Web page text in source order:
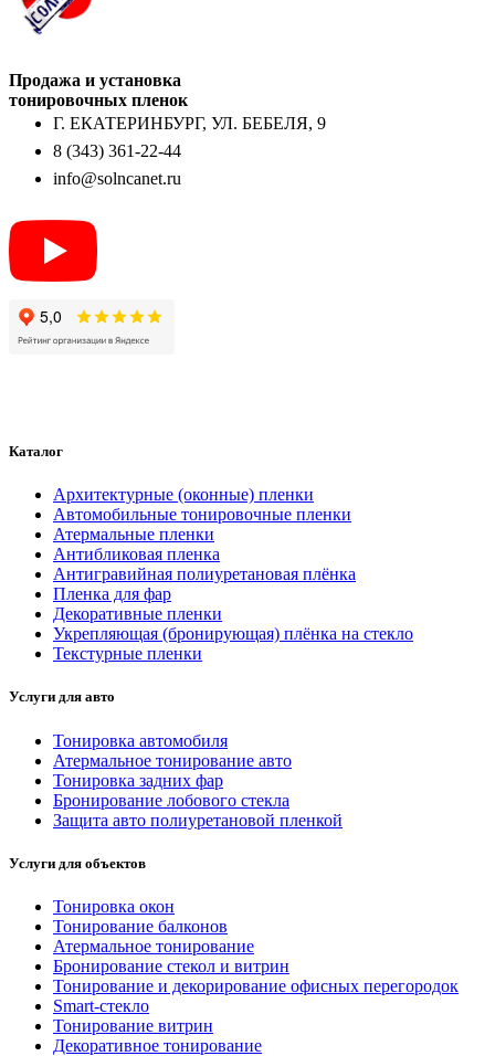
Продажа и установка
тонировочных пленок
Г. ЕКАТЕРИНБУРГ, УЛ. БЕБЕЛЯ, 9
8 (343) 361-22-44
info@solncanet.ru
Каталог
Архитектурные (оконные) пленки
Автомобильные тонировочные пленки
Атермальные пленки
Антибликовая пленка
Антигравийная полиуретановая плёнка
Пленка для фар
Декоративные пленки
Укрепляющая (бронирующая) плёнка на стекло
Текстурные пленки
Услуги для авто
Тонировка автомобиля
Атермальное тонирование авто
Тонировка задних фар
Бронирование лобового стекла
Защита авто полиуретановой пленкой
Услуги для объектов
Тонировка окон
Тонирование балконов
Атермальное тонирование
Бронирование стекол и витрин
Тонирование и декорирование офисных перегородок
Smart-стекло
Тонирование витрин
Декоративное тонирование